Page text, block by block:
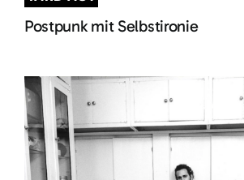
Postpunk mit Selbstironie